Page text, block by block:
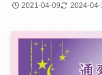
2021-04-09 2024-